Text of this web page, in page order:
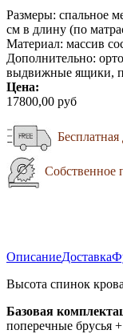
Размеры: спальное
см в длину (по
Материал: массив
Дополнительно:
выдвижные ящики,
Цена:
17800,00 руб
Бесплатная
Собственное
ОписаниеДоставка
Высота спинок
Базовая
поперечные брусья